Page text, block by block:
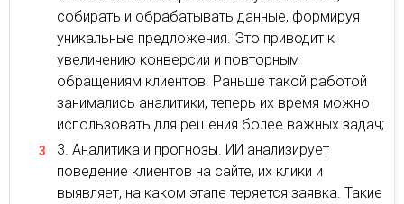
собирать и обрабатывать данные, формируя
уникальные предложения. Это приводит к
увеличению конверсии и повторным
обращениям клиентов. Раньше такой работой
занимались аналитики, теперь их время можно
использовать для решения более важных задач;
Аналитика и прогнозы. ИИ анализирует
поведение клиентов на сайте, их клики и
выявляет, на каком этапе теряется заявка. Такие